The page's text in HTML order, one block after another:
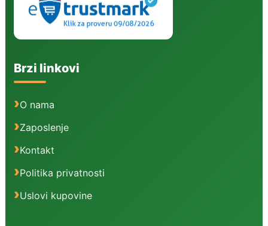
Brzi linkovi
O nama
Zaposlenje
Kontakt
Politika privatnosti
Uslovi kupovine